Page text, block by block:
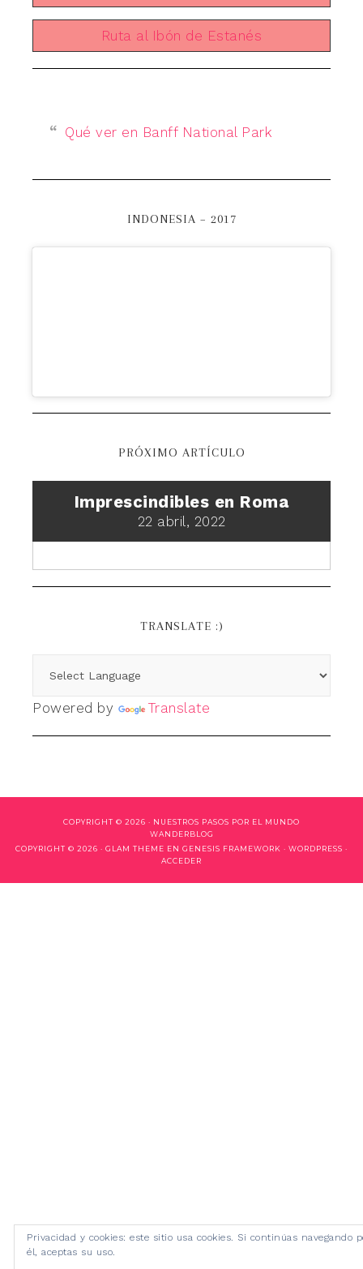
Ruta al Ibón de Estanés
Qué ver en Banff National Park
INDONESIA – 2017
PRÓXIMO ARTÍCULO
Imprescindibles en Roma
22 abril, 2022
TRANSLATE :)
Powered by Translate
COPYRIGHT © 2026 · NUESTROS PASOS POR EL MUNDO
WANDERBLOG
COPYRIGHT © 2026 · GLAM THEME EN GENESIS FRAMEWORK · WORDPRESS ·
ACCEDER
Privacidad y cookies: este sitio usa cookies. Si continúas navegando
él, aceptas su uso.